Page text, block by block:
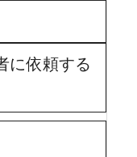
に依頼する